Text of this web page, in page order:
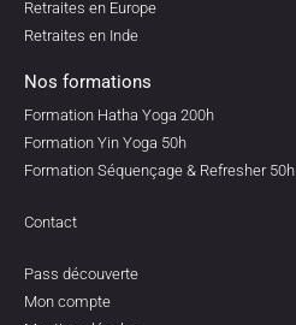
Retraites en Europe
Retraites en Inde
Nos formations
Formation Hatha Yoga 200h
Formation Yin Yoga 50h
Formation Séquençage & Refresher 50h
Contact
Pass découverte
Mon compte